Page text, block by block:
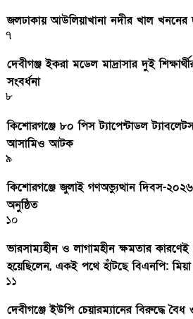
জলঢাকায় আউলিয়াখানা নদীর খাল খননের
৭
দেবীগঞ্জ ইকরা মডেল মাদ্রাসার দুই
সংবর্ধনা
৮
কিশোরগঞ্জে ৮০ পিস ট্যাপেন্টাডল
আসামিও আটক
৯
কিশোরগঞ্জে জুলাই গণঅভ্যুত্থান দিবস-
অনুষ্ঠিত
১০
ভারসাম্যহীন ও লাগামহীন ক্ষমতার কারণেই
হয়েছিলেন, একই পথে হাঁটছে বিএনপি:
১১
দেবীগঞ্জে ইউপি চেয়ারম্যানের বিরুদ্ধে